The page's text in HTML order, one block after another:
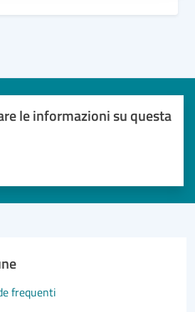
le informazioni su questa
5 stelle su 5
su 5
su 5
5
frequenti